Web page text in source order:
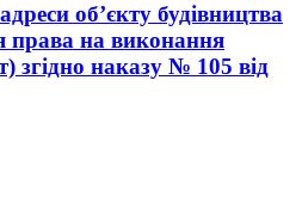
об’єкту будівництва
права на виконання
згідно наказу № 105 від